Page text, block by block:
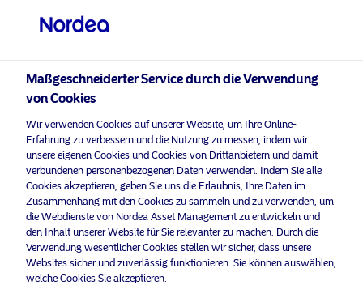
visit NordeaAssetManagement.com
Bitte wählen Sie Ihr Anlegerprofil
aus
Land
Österreich
Professioneller Anleger
Maßgeschneiderter Service durch die Verwendung
von Cookies
Wir verwenden Cookies auf unserer Website, um Ihre Online-
Erfahrung zu verbessern und die Nutzung zu messen, indem wir
unsere eigenen Cookies und Cookies von Drittanbietern und damit
verbundenen personenbezogenen Daten verwenden. Indem Sie alle
Cookies akzeptieren, geben Sie uns die Erlaubnis, Ihre Daten im
Zusammenhang mit den Cookies zu sammeln und zu verwenden, um
die Webdienste von Nordea Asset Management zu entwickeln und
den Inhalt unserer Website für Sie relevanter zu machen. Durch die
Verwendung wesentlicher Cookies stellen wir sicher, dass unsere
Websites sicher und zuverlässig funktionieren. Sie können auswählen,
welche Cookies Sie akzeptieren.